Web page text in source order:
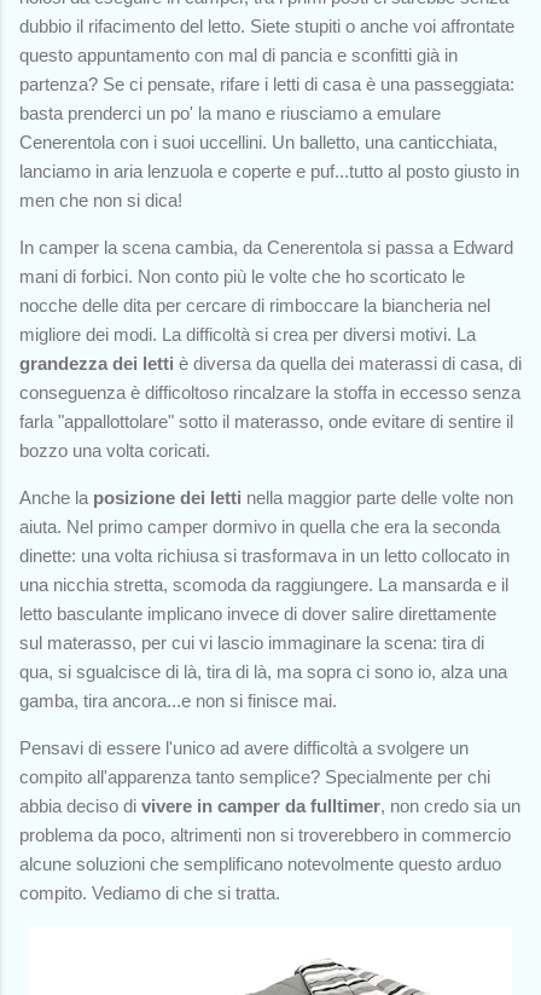
dubbio il rifacimento del letto. Siete stupiti o anche voi affrontate
questo appuntamento con mal di pancia e sconfitti già in
partenza? Se ci pensate, rifare i letti di casa è una passeggiata:
basta prenderci un po' la mano e riusciamo a emulare
Cenerentola con i suoi uccellini. Un balletto, una canticchiata,
lanciamo in aria lenzuola e coperte e puf...tutto al posto giusto in
men che non si dica!
In camper la scena cambia, da Cenerentola si passa a Edward
mani di forbici. Non conto più le volte che ho scorticato le
nocche delle dita per cercare di rimboccare la biancheria nel
migliore dei modi. La difficoltà si crea per diversi motivi. La
grandezza dei letti è diversa da quella dei materassi di casa, di
conseguenza è difficoltoso rincalzare la stoffa in eccesso senza
farla "appallottolare" sotto il materasso, onde evitare di sentire il
bozzo una volta coricati.
Anche la posizione dei letti nella maggior parte delle volte non
aiuta. Nel primo camper dormivo in quella che era la seconda
dinette: una volta richiusa si trasformava in un letto collocato in
una nicchia stretta, scomoda da raggiungere. La mansarda e il
letto basculante implicano invece di dover salire direttamente
sul materasso, per cui vi lascio immaginare la scena: tira di
qua, si sgualcisce di là, tira di là, ma sopra ci sono io, alza una
gamba, tira ancora...e non si finisce mai.
Pensavi di essere l'unico ad avere difficoltà a svolgere un
compito all'apparenza tanto semplice? Specialmente per chi
abbia deciso di vivere in camper da fulltimer, non credo sia un
problema da poco, altrimenti non si troverebbero in commercio
alcune soluzioni che semplificano notevolmente questo arduo
compito. Vediamo di che si tratta.